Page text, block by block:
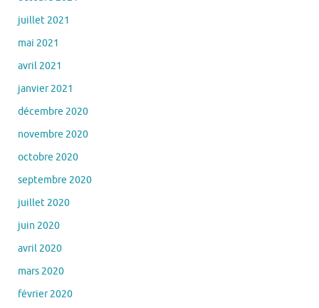
juillet 2021
mai 2021
avril 2021
janvier 2021
décembre 2020
novembre 2020
octobre 2020
septembre 2020
juillet 2020
juin 2020
avril 2020
mars 2020
février 2020